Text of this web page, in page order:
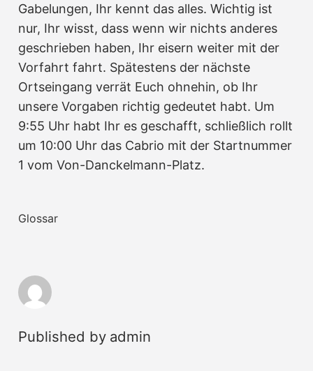
Gabelungen, Ihr kennt das alles. Wichtig ist
nur, Ihr wisst, dass wenn wir nichts anderes
geschrieben haben, Ihr eisern weiter mit der
Vorfahrt fahrt. Spätestens der nächste
Ortseingang verrät Euch ohnehin, ob Ihr
unsere Vorgaben richtig gedeutet habt. Um
9:55 Uhr habt Ihr es geschafft, schließlich rollt
um 10:00 Uhr das Cabrio mit der Startnummer
1 vom Von-Danckelmann-Platz.
Published by admin